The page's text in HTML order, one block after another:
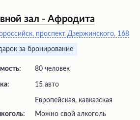
зал - Афродита
проспект Дзержинского, 168
за бронирование
80 человек
15 авто
Европейская, кавказская
Можно свой алкоголь